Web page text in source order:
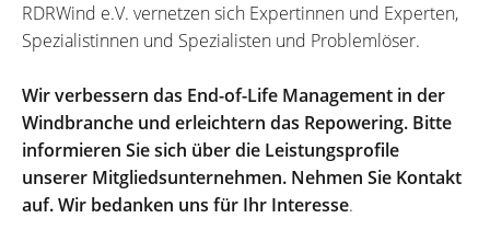
RDRWind e.V. vernetzen sich Expertinnen und Experten,
Spezialistinnen und Spezialisten und Problemlöser.
Wir verbessern das End-of-Life Management in der
Windbranche und erleichtern das Repowering. Bitte
informieren Sie sich über die Leistungsprofile
unserer Mitgliedsunternehmen. Nehmen Sie Kontakt
auf. Wir bedanken uns für Ihr Interesse.